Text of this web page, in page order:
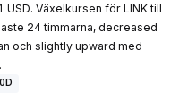
USD. Växelkursen för LINK till
24 timmarna, decreased
och slightly upward med